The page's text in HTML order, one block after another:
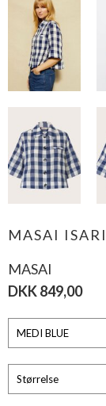
MASAI
MASAI
DKK 849,00